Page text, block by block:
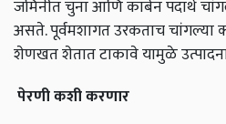
जमिनीत चुना आणि कार्बन पदार्थ
असते. पूर्वमशागत उरकताच चांगल्या
शेणखत शेतात टाकावे यामुळे
पेरणीकशीकरणार